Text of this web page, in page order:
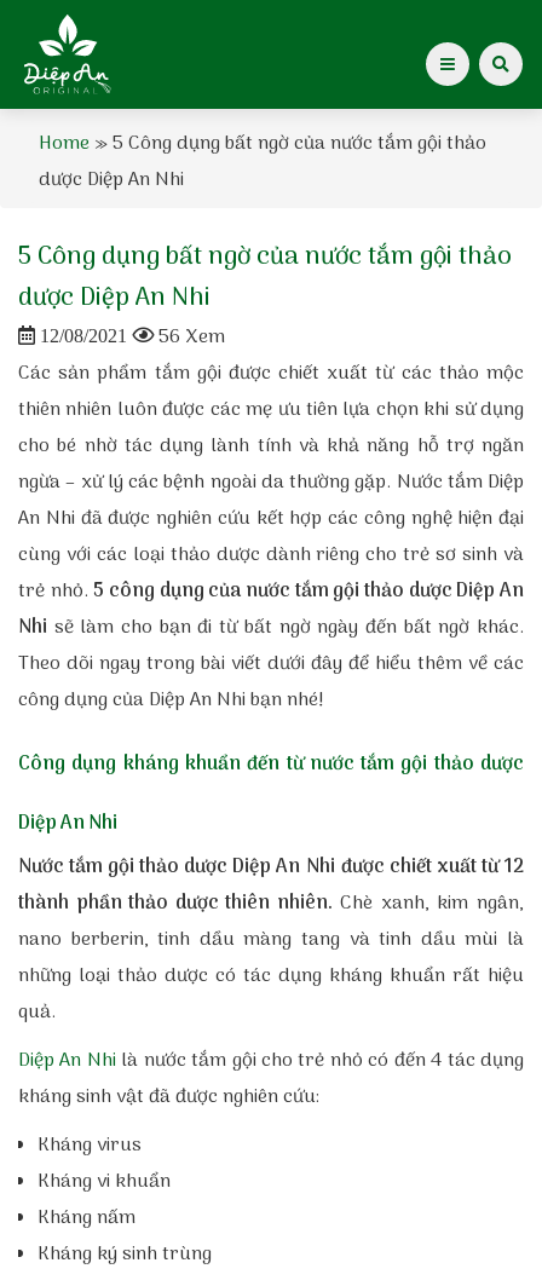
Giới thiệu Dược Khoa
Kiến thức cho mẹ
Tạp chí Diệp An Nhi
Tin tức
Điểm mua hàng
Home»5 Công dụng bất ngờ của nước tắm gội thảo
dược Diệp An Nhi
5 Công dụng bất ngờ của nước tắm gội thảo
dược Diệp An Nhi
12/08/2021
56 Xem
Các sản phẩm tắm gội được chiết xuất từ các thảo mộc
thiên nhiên luôn được các mẹ ưu tiên lựa chọn khi sử dụng
cho bé nhờ tác dụng lành tính và khả năng hỗ trợ ngăn
ngừa – xử lý các bệnh ngoài da thường gặp. Nước tắm Diệp
An Nhi đã được nghiên cứu kết hợp các công nghệ hiện đại
cùng với các loại thảo dược dành riêng cho trẻ sơ sinh và
trẻ nhỏ.5 công dụng của nước tắm gội thảo dược Diệp An
Nhi sẽ làm cho bạn đi từ bất ngờ ngày đến bất ngờ khác.
Theo dõi ngay trong bài viết dưới đây để hiểu thêm về các
công dụng của Diệp An Nhi bạn nhé!
Công dụng kháng khuẩn đến từ nước tắm gội thảo dược
Diệp An Nhi
Nước tắm gội thảo dược Diệp An Nhi được chiết xuất từ 12
thành phần thảo dược thiên nhiên. Chè xanh, kim ngân,
nano berberin, tinh dầu màng tang và tinh dầu mùi là
những loại thảo dược có tác dụng kháng khuẩn rất hiệu
quả.
Diệp An Nhi là nước tắm gội cho trẻ nhỏ có đến 4 tác dụng
kháng sinh vật đã được nghiên cứu:
Kháng virus
Kháng vi khuẩn
Kháng nấm
Kháng ký sinh trùng